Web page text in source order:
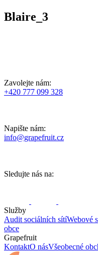
Blaire_3
Zavolejte nám:
+420 777 099 328
Napište nám:
info@grapefruit.cz
Sledujte nás na:
Služby
Audit sociálních sítíWebové
obce
Grapefruit
KontaktO násVšeobecné